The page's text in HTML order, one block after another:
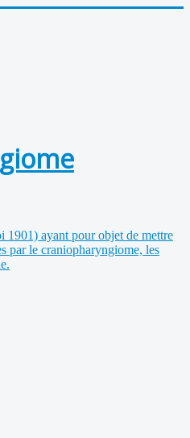
ayant pour objet de mettre
par le craniopharyngiome, les